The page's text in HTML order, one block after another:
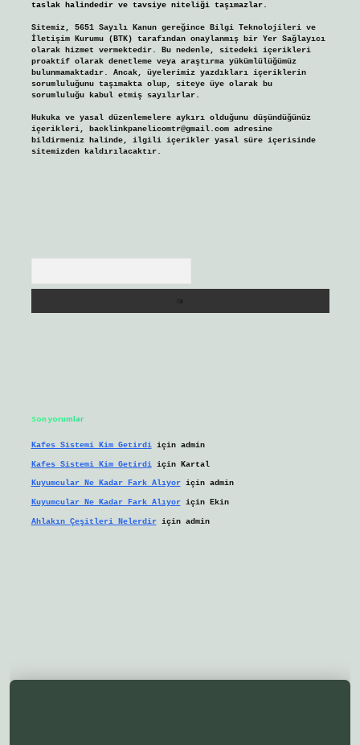
taslak halindedir ve tavsiye niteliği taşımazlar.
Sitemiz, 5651 Sayılı Kanun gereğince Bilgi Teknolojileri ve
İletişim Kurumu (BTK) tarafından onaylanmış bir Yer Sağlayıcı
olarak hizmet vermektedir. Bu nedenle, sitedeki içerikleri
proaktif olarak denetleme veya araştırma yükümlülüğümüz
bulunmamaktadır. Ancak, üyelerimiz yazdıkları içeriklerin
sorumluluğunu taşımakta olup, siteye üye olarak bu
sorumluluğu kabul etmiş sayılırlar.
Hukuka ve yasal düzenlemelere aykırı olduğunu düşündüğünüz
içerikleri, backlinkpanelicomtr@gmail.comadresine
bildirmeniz halinde, ilgili içerikler yasal süre içerisinde
sitemizden kaldırılacaktır.
Son yorumlar
Kafes Sistemi Kim Getirdiiçin admin
Kafes Sistemi Kim Getirdiiçin Kartal
Kuyumcular Ne Kadar Fark Alıyoriçin admin
Kuyumcular Ne Kadar Fark Alıyoriçin Ekin
Ahlakın Çeşitleri Nelerdiriçin admin